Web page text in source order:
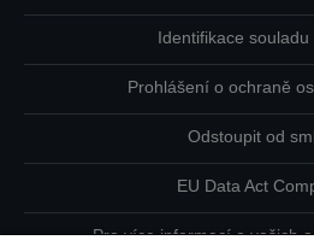
Identifikace souladu
Prohlášení o ochraně
Odstoupit od
EU Data Act
Pro více informací o vašich